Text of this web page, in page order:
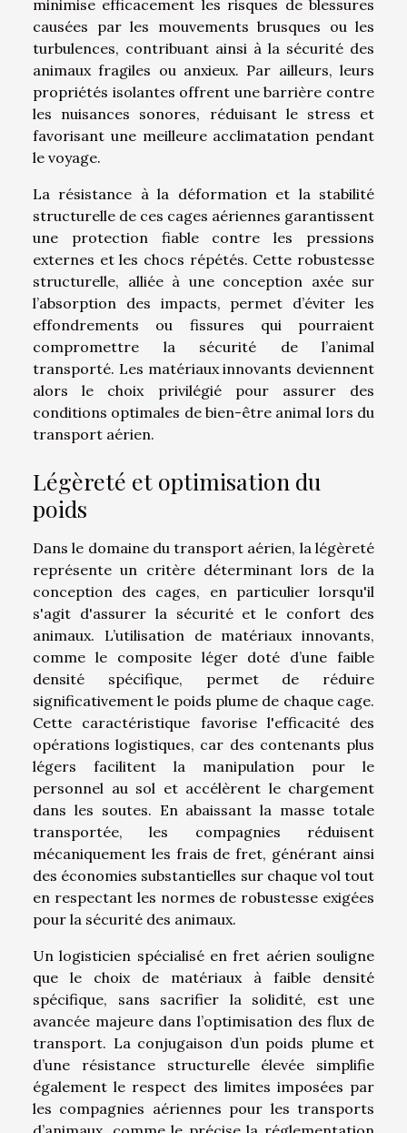
minimise efficacement les risques de blessures
causées par les mouvements brusques ou les
turbulences, contribuant ainsi à la sécurité des
animaux fragiles ou anxieux. Par ailleurs, leurs
propriétés isolantes offrent une barrière contre
les nuisances sonores, réduisant le stress et
favorisant une meilleure acclimatation pendant
le voyage.
La résistance à la déformation et la stabilité
structurelle de ces cages aériennes garantissent
une protection fiable contre les pressions
externes et les chocs répétés. Cette robustesse
structurelle, alliée à une conception axée sur
l’absorption des impacts, permet d’éviter les
effondrements ou fissures qui pourraient
compromettre la sécurité de l’animal
transporté. Les matériaux innovants deviennent
alors le choix privilégié pour assurer des
conditions optimales de bien-être animal lors du
transport aérien.
Légèreté et optimisation du
poids
Dans le domaine du transport aérien, la légèreté
représente un critère déterminant lors de la
conception des cages, en particulier lorsqu'il
s'agit d'assurer la sécurité et le confort des
animaux. L’utilisation de matériaux innovants,
comme le composite léger doté d’une faible
densité spécifique, permet de réduire
significativement le poids plume de chaque cage.
Cette caractéristique favorise l'efficacité des
opérations logistiques, car des contenants plus
légers facilitent la manipulation pour le
personnel au sol et accélèrent le chargement
dans les soutes. En abaissant la masse totale
transportée, les compagnies réduisent
mécaniquement les frais de fret, générant ainsi
des économies substantielles sur chaque vol tout
en respectant les normes de robustesse exigées
pour la sécurité des animaux.
Un logisticien spécialisé en fret aérien souligne
que le choix de matériaux à faible densité
spécifique, sans sacrifier la solidité, est une
avancée majeure dans l’optimisation des flux de
transport. La conjugaison d’un poids plume et
d’une résistance structurelle élevée simplifie
également le respect des limites imposées par
les compagnies aériennes pour les transports